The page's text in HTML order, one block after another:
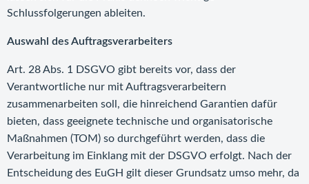
Schlussfolgerungen ableiten.
Auswahl des Auftragsverarbeiters
Art. 28 Abs. 1 DSGVO gibt bereits vor, dass der
Verantwortliche nur mit Auftragsverarbeitern
zusammenarbeiten soll, die hinreichend Garantien dafür
bieten, dass geeignete technische und organisatorische
Maßnahmen (TOM) so durchgeführt werden, dass die
Verarbeitung im Einklang mit der DSGVO erfolgt. Nach der
Entscheidung des EuGH gilt dieser Grundsatz umso mehr, da